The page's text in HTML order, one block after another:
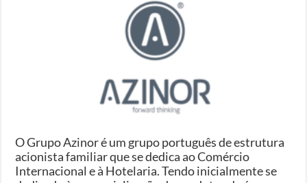
O Grupo Azinor é um grupo português de estrutura
acionista familiar que se dedica ao Comércio
Internacional e à Hotelaria. Tendo inicialmente se